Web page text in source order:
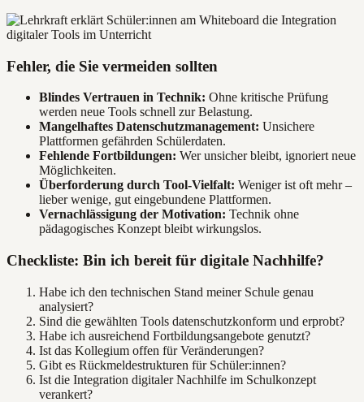
Fehler, die Sie vermeiden sollten
Blindes Vertrauen in Technik: Ohne kritische Prüfung
werden neue Tools schnell zur Belastung.
Mangelhaftes Datenschutzmanagement: Unsichere
Plattformen gefährden Schülerdaten.
Fehlende Fortbildungen: Wer unsicher bleibt, ignoriert neue
Möglichkeiten.
Überforderung durch Tool-Vielfalt: Weniger ist oft mehr –
lieber wenige, gut eingebundene Plattformen.
Vernachlässigung der Motivation: Technik ohne
pädagogisches Konzept bleibt wirkungslos.
Checkliste: Bin ich bereit für digitale Nachhilfe?
Habe ich den technischen Stand meiner Schule genau
analysiert?
Sind die gewählten Tools datenschutzkonform und erprobt?
Habe ich ausreichend Fortbildungsangebote genutzt?
Ist das Kollegium offen für Veränderungen?
Gibt es Rückmeldestrukturen für Schüler:innen?
Ist die Integration digitaler Nachhilfe im Schulkonzept
verankert?